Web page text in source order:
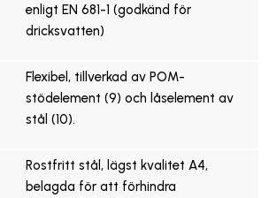
enligt EN 681-1 (godkänd för
dricksvatten)
Flexibel, tillverkad av POM-
stödelement (9) och låselement av
stål (10).
Rostfritt stål, lägst kvalitet A4,
belagda för att förhindra